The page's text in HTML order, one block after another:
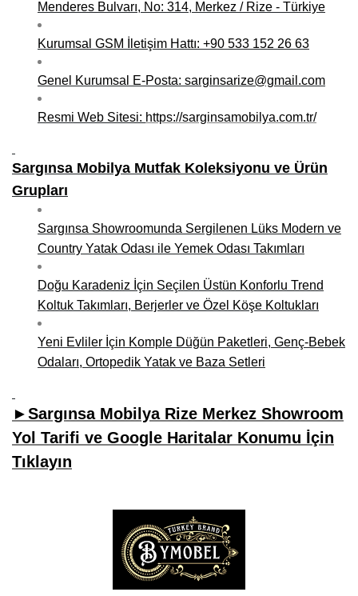
Niğde Mobilyacılar, Mobilya Firmaları, İmalatçıları
Giresun Mobilya Mağazaları, İmalatçıları, Mobilyacıları
Menderes Bulvarı, No: 314, Merkez / Rize - Türkiye
Kurumsal GSM İletişim Hattı: +90 533 152 26 63
Genel Kurumsal E-Posta: sarginsarize@gmail.com
Resmi Web Sitesi: https://sarginsamobilya.com.tr/
Sargınsa Mobilya Mutfak Koleksiyonu ve Ürün
Grupları
Sargınsa Showroomunda Sergilenen Lüks Modern ve
Country Yatak Odası ile Yemek Odası Takımları
Doğu Karadeniz İçin Seçilen Üstün Konforlu Trend
Koltuk Takımları, Berjerler ve Özel Köşe Koltukları
Yeni Evliler İçin Komple Düğün Paketleri, Genç-Bebek
Odaları, Ortopedik Yatak ve Baza Setleri
►Sargınsa Mobilya Rize Merkez Showroom
Yol Tarifi ve Google Haritalar Konumu İçin
Tıklayın